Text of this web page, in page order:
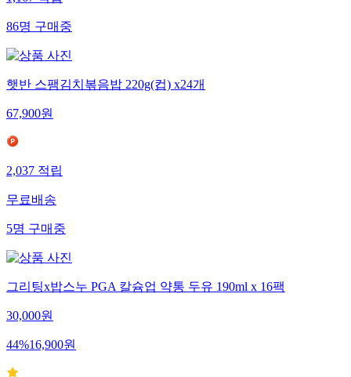
86명구매중
햇반 스팸김치볶음밥 220g(컵) x24개
67,900원
2,037적립
무료배송
5명구매중
그리팅x밥스누 PGA 칼슘업 약통 두유 190ml x 16팩
30,000원
44%16,900원